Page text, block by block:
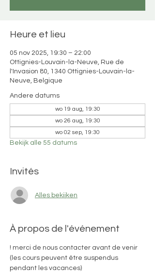
Heure et lieu
05 nov 2025, 19:30 – 22:00
Ottignies-Louvain-la-Neuve, Rue de
l'Invasion 80, 1340 Ottignies-Louvain-la-
Neuve, Belgique
Andere datums
wo 19 aug, 19:30
wo 26 aug, 19:30
wo 02 sep, 19:30
Bekijk alle 55 datums
Invités
Alles bekijken
À propos de l'événement
! merci de nous contacter avant de venir
(les cours peuvent être suspendus
pendant les vacances)